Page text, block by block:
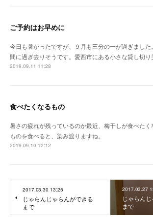
ご予約はお早めに
今日も暑かったですが、９月も三分の一が過ぎました
間に過ぎ去りそうです。愛西市にある小さな貸し切
2019.09.11 11:28
食べたくなるもの
暑さの疲れが残っているのか最近、梅干しが食べた
ものを食べると、染み渡りますね。
2019.09.10 12:12
2017.03.30 13:25
じゃらんじゃらんができる
まで
2017.03.27
じゃらん
まで